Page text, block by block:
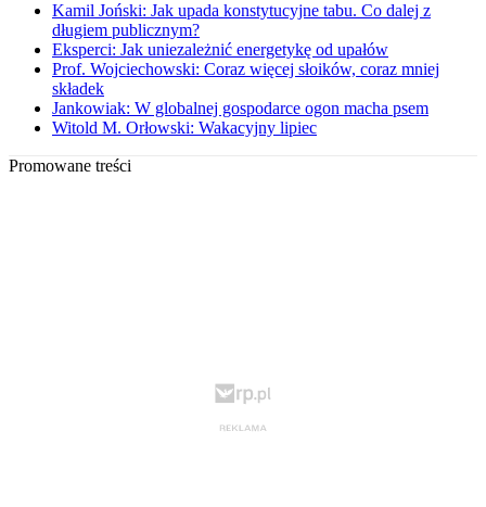
Kamil Joński: Jak upada konstytucyjne tabu. Co dalej z
długiem publicznym?
Eksperci: Jak uniezależnić energetykę od upałów
Prof. Wojciechowski: Coraz więcej słoików, coraz mniej
składek
Jankowiak: W globalnej gospodarce ogon macha psem
Witold M. Orłowski: Wakacyjny lipiec
Promowane treści